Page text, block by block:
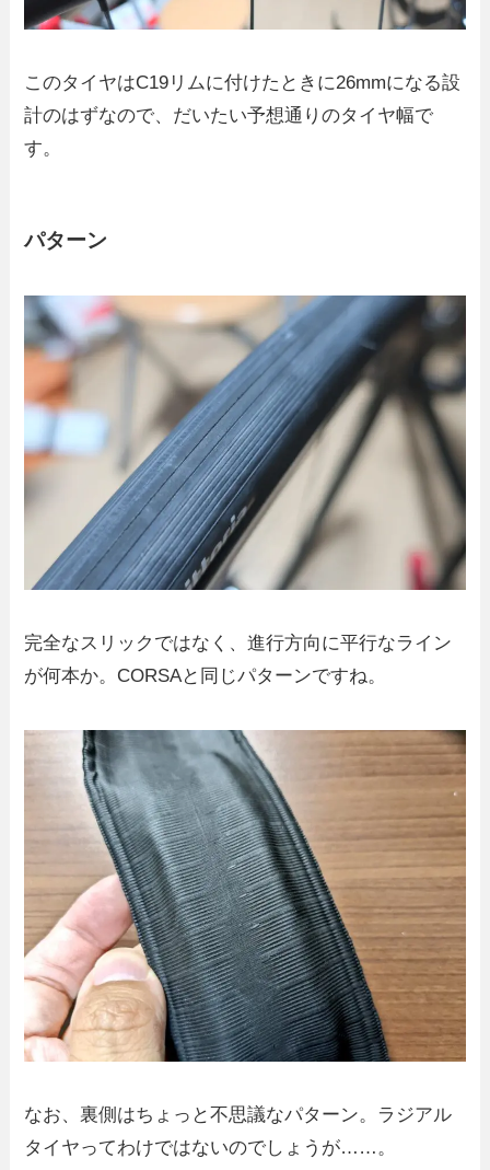
このタイヤはC19リムに付けたときに26mmになる設
計のはずなので、だいたい予想通りのタイヤ幅で
す。
パターン
完全なスリックではなく、進行方向に平行なライン
が何本か。CORSAと同じパターンですね。
なお、裏側はちょっと不思議なパターン。ラジアル
タイヤってわけではないのでしょうが……。